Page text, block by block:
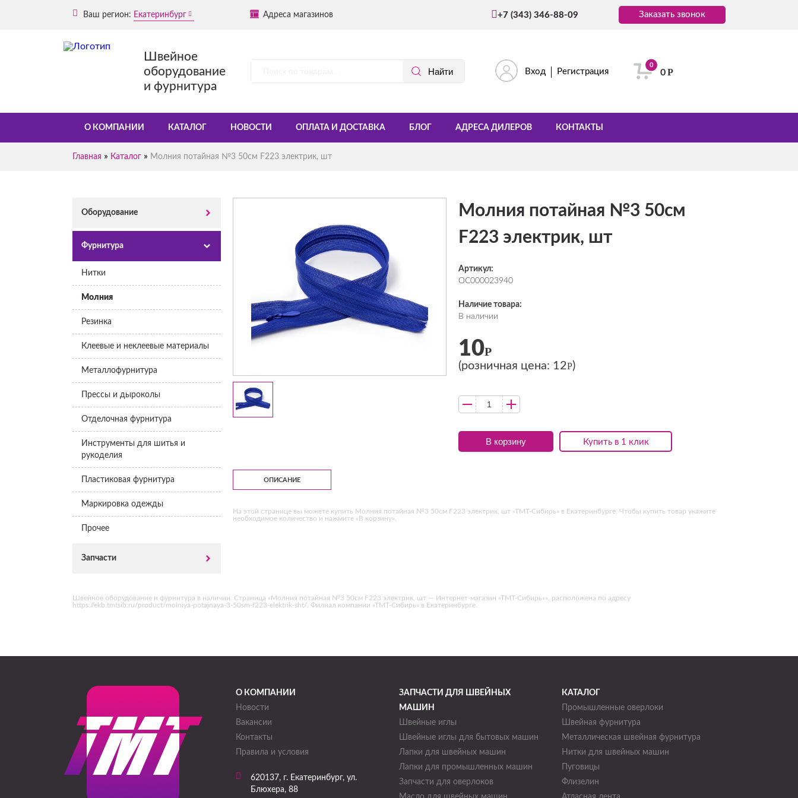
Ваш регион: Екатеринбург Адреса магазинов +7 (343) 346-88-09 Заказать звонок
Швейное
оборудование
и фурнитура
Вход Регистрация
0
0Р
О КОМПАНИИ КАТАЛОГ НОВОСТИ ОПЛАТА И ДОСТАВКА БЛОГ АДРЕСА ДИЛЕРОВ КОНТАКТЫ
Главная » Каталог » Молния потайная №3 50см F223 электрик, шт
Оборудование
Фурнитура
Нитки
Молния
Резинка
Клеевые и неклеевые материалы
Металлофурнитура
Прессы и дыроколы
Отделочная фурнитура
Инструменты для шитья и
рукоделия
Пластиковая фурнитура
Маркировка одежды
Прочее
Запчасти
Молния потайная №3 50см
F223 электрик, шт
Артикул:
ОС000023940
Наличие товара:
В наличии
Купить в 1 клик
10Р
(розничная цена: 12Р)
В корзину
ОПИСАНИЕ
На этой странице вы можете купить Молния потайная №3 50см F223 электрик, шт «ТМТ-Сибирь» в Екатеринбурге. Чтобы купить товар укажите
необходимое количество и нажмите «В корзину».
Швейное оборудование и фурнитура в наличии. Страница «Молния потайная №3 50см F223 электрик, шт — Интернет-магазин «ТМТ-Сибирь»», расположена по адресу
https://ekb.tmtsib.ru/product/molniya-potajnaya-3-50sm-f223-elektrik-sht/. Филиал компании «ТМТ-Сибирь» в Екатеринбурге.
О КОМПАНИИ
Новости
Вакансии
Контакты
Правила и условия
620137, г. Екатеринбург, ул.
Блюхера, 88
ЗАПЧАСТИ ДЛЯ ШВЕЙНЫХ
МАШИН
Швейные иглы
Швейные иглы для бытовых машин
Лапки для швейных машин
Лапки для промышленных машин
Запчасти для оверлоков
КАТАЛОГ
Промышленные оверлоки
Швейная фурнитура
Металлическая швейная фурнитура
Нитки для швейных машин
Пуговицы
Флизелин